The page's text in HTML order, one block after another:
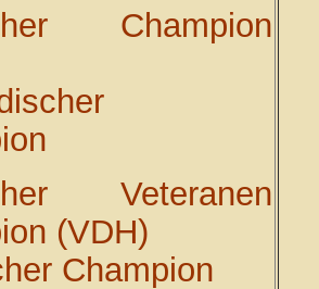
Champion
Veteranen
(VDH)
Champion